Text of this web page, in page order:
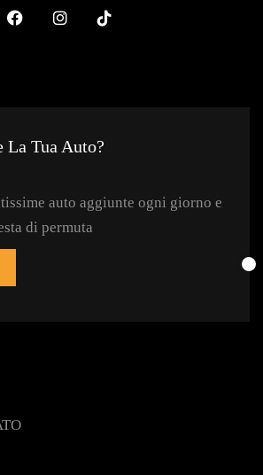
La Tua Auto?
auto aggiunte ogni giorno e
di permuta